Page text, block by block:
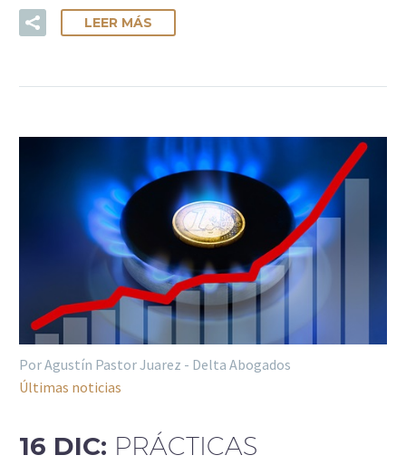
LEER MÁS
Por Agustín Pastor Juarez - Delta Abogados
Últimas noticias
16 DIC: PRÁCTICAS